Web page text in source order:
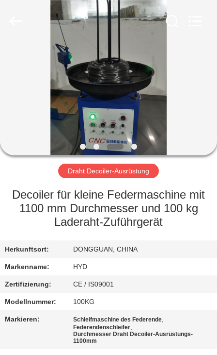
PRODUKTE
FABRIK-
AUSFLUG
QUALITÄTSKONTROLLE
SIE
MIT
UNS
IN
VERBINDUNG
NACHRICHTEN
Draht Decoiler-Ausrüstung
Decoiler für kleine Federmaschine mit
1100 mm Durchmesser und 100 kg
Laderaht-Zuführgerät
Herkunftsort: DONGGUAN, CHINA
Markenname: HYD
Zertifizierung: CE / IS09001
Modellnummer: 100KG
Markieren: Schleifmaschine des Federende,
Federendenschleifer,
Durchmesser Draht Decoiler-Ausrüstungs-
1100mm